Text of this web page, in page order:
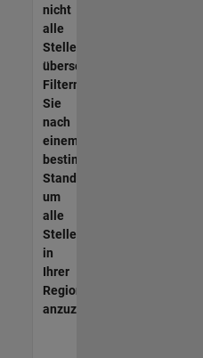
nicht
alle
Stellen
übersetzt.
Filtern
Sie
nach
einem
bestimmten
Standort,
um
alle
Stellenangebote
in
Ihrer
Region
anzuzeigen.